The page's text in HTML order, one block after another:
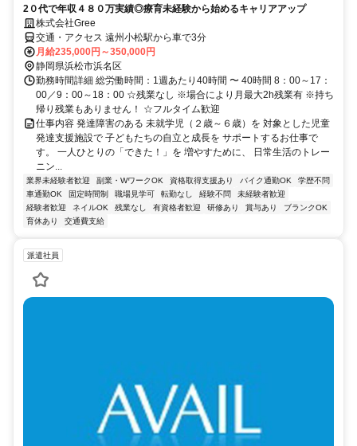
2０代で年収４８０万実績◎療育未経験から始めるキャリアアップ
株式会社Gree
交通・アクセス 遠州小松駅から車で3分
月給235,000円～350,000円
静岡県浜松市浜名区
勤務時間詳細 総労働時間：1週あたり40時間 〜 40時間 8：00～17：
00／9：00～18：00 ☆残業なし ※場合により月最大2h残業有 ※持ち
帰り残業もありません！ ☆フルタイム歓迎
仕事内容 発達障害のある 未就学児（２歳～６歳）を 対象とした児童
発達支援施設で 子どもたちの自立と成長を サポートするお仕事で
す。 一人ひとりの「できた！」を 増やすために、 日常生活のトレー
ニン...
業界未経験者歓迎 副業・WワークOK 資格取得支援あり バイク通勤OK
学歴不問
車通勤OK
固定時間制 職場見学可 転勤なし 経験不問
未経験者歓迎
経験者歓迎
ネイルOK 残業なし 有資格者歓迎 研修あり 賞与あり
ブランクOK
育休あり
交通費支給
派遣社員